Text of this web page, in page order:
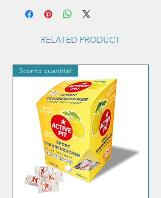
RELATED PRODUCT
Sconto quantità!